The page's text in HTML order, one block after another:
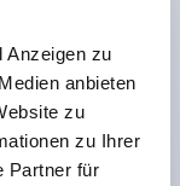
Anzeigen zu
anbieten
zu
zu Ihrer
Partner für
Montage einer
bei dem
bearbeitet